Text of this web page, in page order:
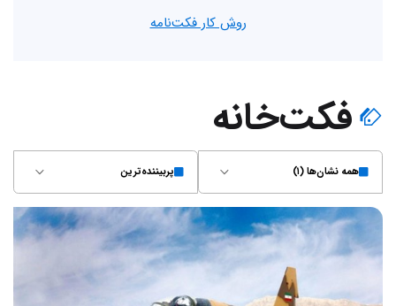
روش کار فکت‌نامه
فکت‌خانه
همه نشان‌ها (۱) پربیننده‌ترین